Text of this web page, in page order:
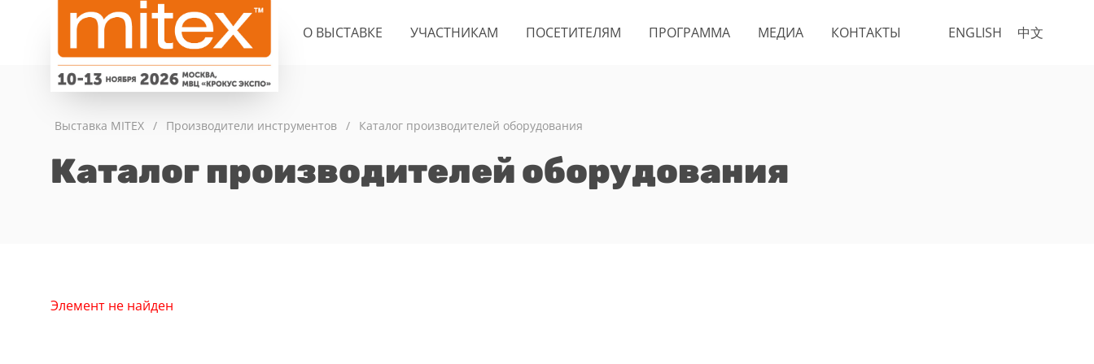
ENGLISH 中文
О ВЫСТАВКЕ УЧАСТНИКАМ ПОСЕТИТЕЛЯМ ПРОГРАММА МЕДИА КОНТАКТЫ
Выставка MITEX / Производители инструментов / Каталог производителей оборудования
Каталог производителей оборудования
Элемент не найден